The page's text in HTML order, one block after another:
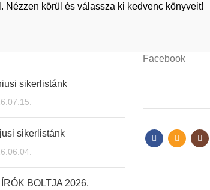
Nézzen körül és válassza ki kedvenc könyveit!
sikerlistánk
sikerlistánk
BOLTJA 2026.
Facebook